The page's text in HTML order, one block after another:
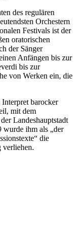
des regulären
Orchestern
Festivals ist der
oratorischen
der Sänger
Anfängen bis zur
bis zur
von Werken ein, die
barocker
mit dem
Landeshauptstadt
wurde ihm als „der
die
verliehen.